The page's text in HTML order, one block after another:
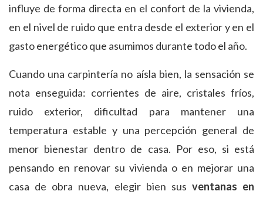
influye de forma directa en el confort de la vivienda,
en el nivel de ruido que entra desde el exterior y en el
gasto energético que asumimos durante todo el año.
Cuando una carpintería no aísla bien, la sensación se
nota enseguida: corrientes de aire, cristales fríos,
ruido exterior, dificultad para mantener una
temperatura estable y una percepción general de
menor bienestar dentro de casa. Por eso, si está
pensando en renovar su vivienda o en mejorar una
casa de obra nueva, elegir bien sus ventanas en